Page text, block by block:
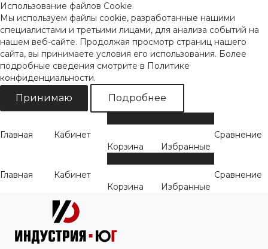
Использование файлов Cookie
Мы используем файлы cookie, разработанные нашими
специалистами и третьими лицами, для анализа событий на
нашем веб-сайте. Продолжая просмотр страниц нашего
сайта, вы принимаете условия его использования. Более
подробные сведения смотрите в Политике
конфиденциальности.
Принимаю Подробнее
Главная Кабинет
Корзина Избранные
Сравнение
Главная Кабинет
Корзина Избранные
Сравнение